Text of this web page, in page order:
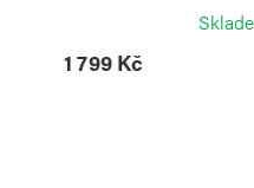
1 799 Kč